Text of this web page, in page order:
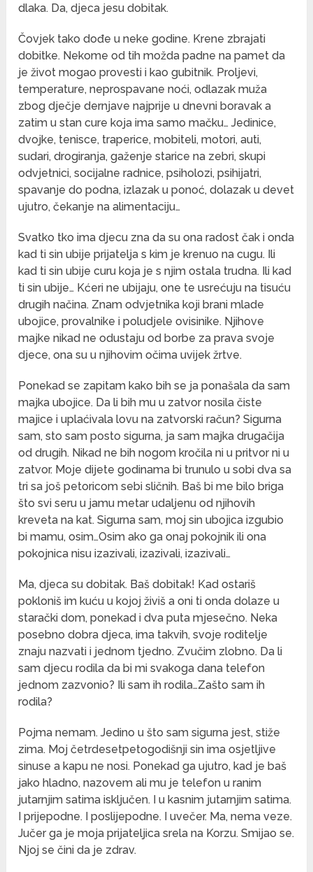
dlaka. Da, djeca jesu dobitak.
Čovjek tako dođe u neke godine. Krene zbrajati
dobitke. Nekome od tih možda padne na pamet da
je život mogao provesti i kao gubitnik. Proljevi,
temperature, neprospavane noći, odlazak muža
zbog dječje dernjave najprije u dnevni boravak a
zatim u stan cure koja ima samo mačku… Jedinice,
dvojke, tenisce, traperice, mobiteli, motori, auti,
sudari, drogiranja, gaženje starice na zebri, skupi
odvjetnici, socijalne radnice, psiholozi, psihijatri,
spavanje do podna, izlazak u ponoć, dolazak u devet
ujutro, čekanje na alimentaciju…
Svatko tko ima djecu zna da su ona radost čak i onda
kad ti sin ubije prijatelja s kim je krenuo na cugu. Ili
kad ti sin ubije curu koja je s njim ostala trudna. Ili kad
ti sin ubije… Kćeri ne ubijaju, one te usrećuju na tisuću
drugih načina. Znam odvjetnika koji brani mlade
ubojice, provalnike i poludjele ovisinike. Njihove
majke nikad ne odustaju od borbe za prava svoje
djece, ona su u njihovim očima uvijek žrtve.
Ponekad se zapitam kako bih se ja ponašala da sam
majka ubojice. Da li bih mu u zatvor nosila čiste
majice i uplaćivala lovu na zatvorski račun? Sigurna
sam, sto sam posto sigurna, ja sam majka drugačija
od drugih. Nikad ne bih nogom kročila ni u pritvor ni u
zatvor. Moje dijete godinama bi trunulo u sobi dva sa
tri sa još petoricom sebi sličnih. Baš bi me bilo briga
što svi seru u jamu metar udaljenu od njihovih
kreveta na kat. Sigurna sam, moj sin ubojica izgubio
bi mamu, osim…Osim ako ga onaj pokojnik ili ona
pokojnica nisu izazivali, izazivali, izazivali…
Ma, djeca su dobitak. Baš dobitak! Kad ostariš
pokloniš im kuću u kojoj živiš a oni ti onda dolaze u
starački dom, ponekad i dva puta mjesečno. Neka
posebno dobra djeca, ima takvih, svoje roditelje
znaju nazvati i jednom tjedno. Zvučim zlobno. Da li
sam djecu rodila da bi mi svakoga dana telefon
jednom zazvonio? Ili sam ih rodila…Zašto sam ih
rodila?
Pojma nemam. Jedino u što sam sigurna jest, stiže
zima. Moj četrdesetpetogodišnji sin ima osjetljive
sinuse a kapu ne nosi. Ponekad ga ujutro, kad je baš
jako hladno, nazovem ali mu je telefon u ranim
jutarnjim satima isključen. I u kasnim jutarnjim satima.
I prijepodne. I poslijepodne. I uvečer. Ma, nema veze.
Jučer ga je moja prijateljica srela na Korzu. Smijao se.
Njoj se čini da je zdrav.